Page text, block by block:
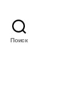
Поиск